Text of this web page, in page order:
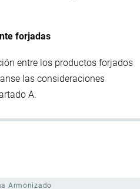
forjadas
entre los productos forjados
las consideraciones
A.
Armonizado